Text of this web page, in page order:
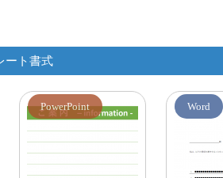
ート書式
PowerPoint Word